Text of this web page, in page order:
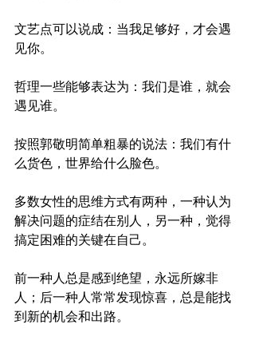
文艺点可以说成：当我足够好，才会遇
见你。
哲理一些能够表达为：我们是谁，就会
遇见谁。
按照郭敬明简单粗暴的说法：我们有什
么货色，世界给什么脸色。
多数女性的思维方式有两种，一种认为
解决问题的症结在别人，另一种，觉得
搞定困难的关键在自己。
前一种人总是感到绝望，永远所嫁非
人；后一种人常常发现惊喜，总是能找
到新的机会和出路。